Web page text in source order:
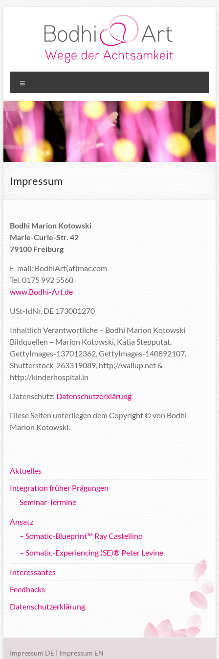
Zum
Bodhi
Marion
Kotowski
Wege der
Achtsamkeit
Impressum
Bodhi Marion Kotowski
Marie-Curie-Str. 42
79100 Freiburg
E-mail: BodhiArt(at)mac.com
Tel. 0175 992 5560
www.Bodhi-Art.de
USt-IdNr. DE 173001270
Inhaltlich Verantwortliche – Bodhi Marion Kotowski
Bildquellen – Marion Kotowski, Katja Stepputat,
GettyImages-137012362, GettyImages-140892107,
Shutterstock_263319089, http://wallup.net &
http://kinderhospital.in
Datenschutz: Datenschutzerklärung
Diese Seiten unterliegen dem Copyright © von Bodhi
Marion Kotowski.
Aktuelles
Integration früher Prägungen
Seminar-Termine
Ansatz
– Somatic-Blueprint™ Ray Castellino
– Somatic-Experiencing (SE)® Peter Levine
Interessantes
Feedbacks
Datenschutzerklärung
Impressum DE| Impressum EN